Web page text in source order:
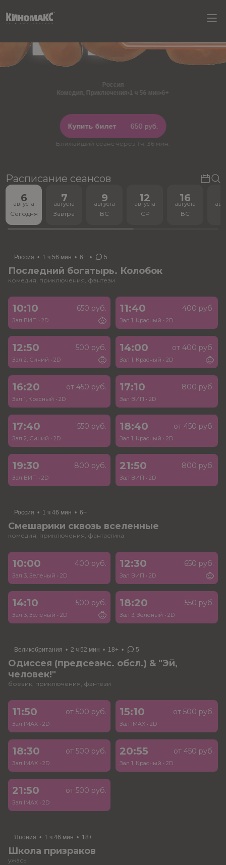
Россия
Комедия, Приключения •1 ч 56 мин • 6+
Купить билет 650 руб.
Ближайший сеанс через 1 ч. 36 мин.
Расписание сеансов
6
августа
Сегодня
7
августа
Завтра
9
августа
ВС
12
августа
СР
16
августа
ВС
Россия • 1 ч 56 мин • 6+ • 5
Последний богатырь. Колобок
комедия, приключения, фэнтези
10:10 650 руб.
Зал ВИП • 2D
11:40 400 руб.
Зал 1, Красный • 2D
12:50 500 руб.
Зал 2, Синий • 2D
14:00 от 400 руб.
Зал 1, Красный • 2D
16:20 от 450 руб.
Зал 1, Красный • 2D
17:10 800 руб.
Зал ВИП • 2D
17:40 550 руб.
Зал 2, Синий • 2D
18:40 от 450 руб.
Зал 1, Красный • 2D
19:30 800 руб.
Зал ВИП • 2D
21:50 800 руб.
Зал ВИП • 2D
Россия • 1 ч 46 мин • 6+
Смешарики сквозь вселенные
комедия, приключения, фантастика
10:00 400 руб.
Зал 3, Зеленый • 2D
12:30 650 руб.
Зал ВИП • 2D
14:10 500 руб.
Зал 3, Зеленый • 2D
18:20 550 руб.
Зал 3, Зеленый • 2D
Великобритания • 2 ч 52 мин • 18+ • 5
Одиссея (предсеанс. обсл.) & "Эй,
человек!"
боевик, приключения, фэнтези
11:50 от 500 руб.
Зал IMAX • 2D
15:10 от 500 руб.
Зал IMAX • 2D
18:30 от 500 руб.
Зал IMAX • 2D
20:55 от 450 руб.
Зал 1, Красный • 2D
21:50 от 500 руб.
Зал IMAX • 2D
Япония • 1 ч 46 мин • 18+
Школа призраков
ужасы